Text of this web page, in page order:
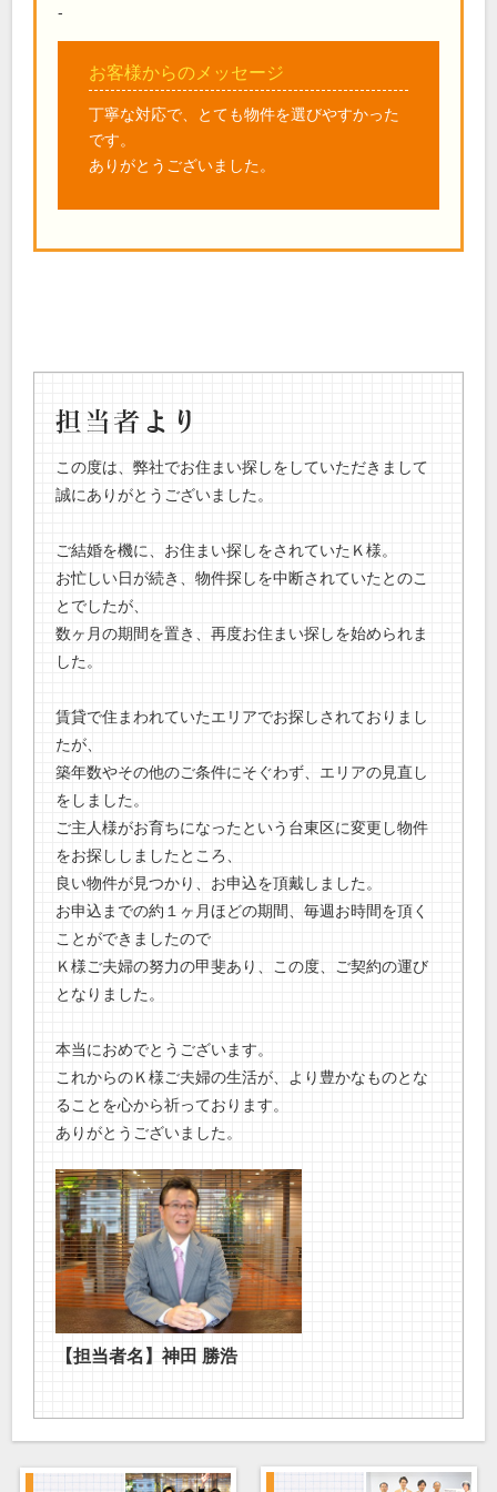
-
お客様からのメッセージ
丁寧な対応で、とても物件を選びやすかった
です。
ありがとうございました。
この度は、弊社でお住まい探しをしていただきまして
誠にありがとうございました。
ご結婚を機に、お住まい探しをされていたＫ様。
お忙しい日が続き、物件探しを中断されていたとのこ
とでしたが、
数ヶ月の期間を置き、再度お住まい探しを始められま
した。
賃貸で住まわれていたエリアでお探しされておりまし
たが、
築年数やその他のご条件にそぐわず、エリアの見直し
をしました。
ご主人様がお育ちになったという台東区に変更し物件
をお探ししましたところ、
良い物件が見つかり、お申込を頂戴しました。
お申込までの約１ヶ月ほどの期間、毎週お時間を頂く
ことができましたので
Ｋ様ご夫婦の努力の甲斐あり、この度、ご契約の運び
となりました。
本当におめでとうございます。
これからのＫ様ご夫婦の生活が、より豊かなものとな
ることを心から祈っております。
ありがとうございました。
【担当者名】神田 勝浩